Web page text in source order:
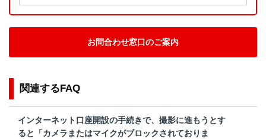
お問合わせ窓口のご案内
関連するFAQ
インターネット口座開設の手続きで、撮影に進もうとす
ると「カメラまたはマイクがブロックされておりま